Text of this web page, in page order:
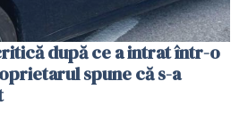
după ce a intrat într-o
spune că s-a